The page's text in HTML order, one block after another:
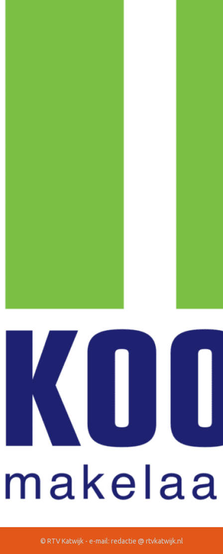
© RTV Katwijk - e-mail: redactie @ rtvkatwijk.nl